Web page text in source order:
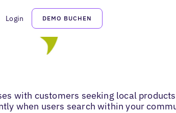
Login DEMO BUCHEN
with customers seeking local
when users search within your